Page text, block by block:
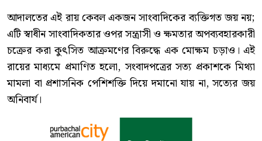
আদালতের এই রায় কেবল একজন সাংবাদিকের ব্যক্তিগত জয় নয়;
এটি স্বাধীন সাংবাদিকতার ওপর সন্ত্রাসী ও ক্ষমতার অপব্যবহারকারী
চক্রের করা কুৎসিত আক্রমণের বিরুদ্ধে এক মোক্ষম চড়াও। এই
রায়ের মাধ্যমে প্রমাণিত হলো, সংবাদপত্রের সত্য প্রকাশকে মিথ্যা
মামলা বা প্রশাসনিক পেশিশক্তি দিয়ে দমানো যায় না, সত্যের জয়
অনিবার্য।